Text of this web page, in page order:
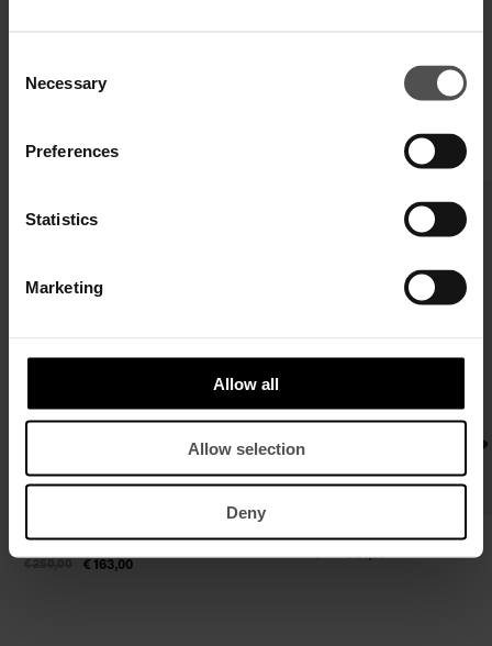
Selection
Necessary
Preferences
Statistics
Marketing
Allow all
Allow selection
Deny
VERVOLLSTÄNDIGEN SIE IHREN LOOK
€ 163,00
€ 81,00
€ 125,00